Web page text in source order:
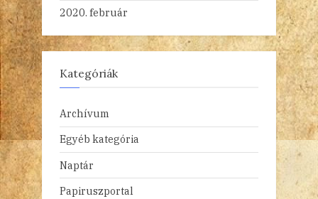
2020. február
Kategóriák
Archívum
Egyéb kategória
Naptár
Papiruszportal